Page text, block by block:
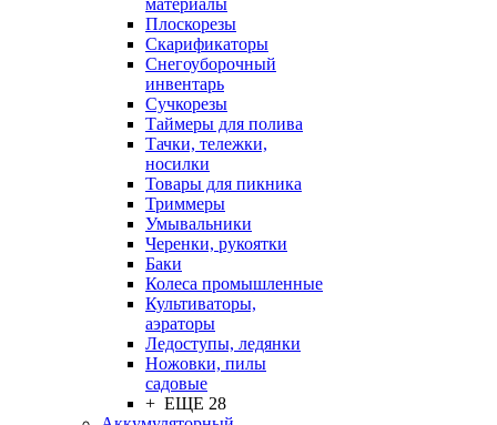
материалы
Плоскорезы
Скарификаторы
Снегоуборочный
инвентарь
Сучкорезы
Таймеры для полива
Тачки, тележки,
носилки
Товары для пикника
Триммеры
Умывальники
Черенки, рукоятки
Баки
Колеса промышленные
Культиваторы,
аэраторы
Ледоступы, ледянки
Ножовки, пилы
садовые
+ ЕЩЕ 28